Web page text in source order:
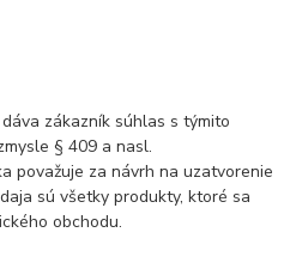
zákazník súhlas s týmito
§ 409 a nasl.
považuje za návrh na uzatvorenie
sú všetky produkty, ktoré sa
obchodu.